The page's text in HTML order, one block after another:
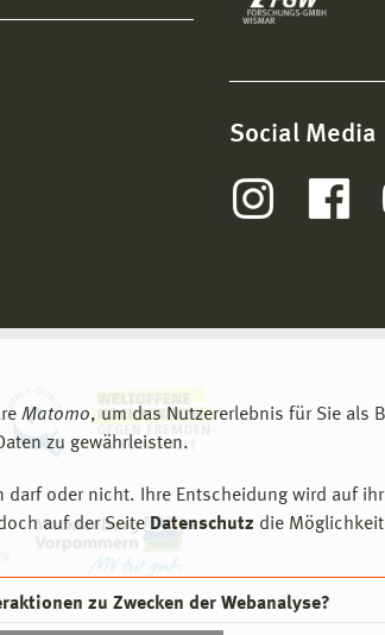
Matomo, um das Nutzererlebnis für Sie als
zu gewährleisten.
oder nicht. Ihre Entscheidung wird auf
auf der Seite Datenschutz die
zu Zwecken der Webanalyse?
Social Media